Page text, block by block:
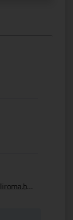
https://www.direzionemuseistataliroma.beniculturali.it/istituti/pantheon/